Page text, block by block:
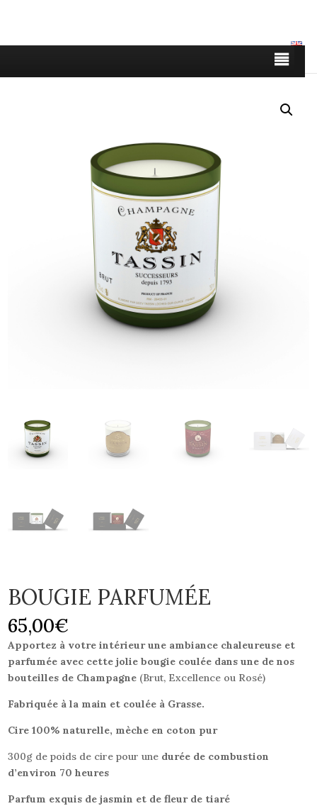
BOUGIE PARFUMÉE
65,00€
Apportez à votre intérieur une ambiance chaleureuse et
parfumée avec cette jolie bougie coulée dans une de nos
bouteilles de Champagne (Brut, Excellence ou Rosé)
Fabriquée à la main et coulée à Grasse.
Cire 100% naturelle, mèche en coton pur
300g de poids de cire pour une durée de combustion
d’environ 70 heures
Parfum exquis de jasmin et de fleur de tiaré